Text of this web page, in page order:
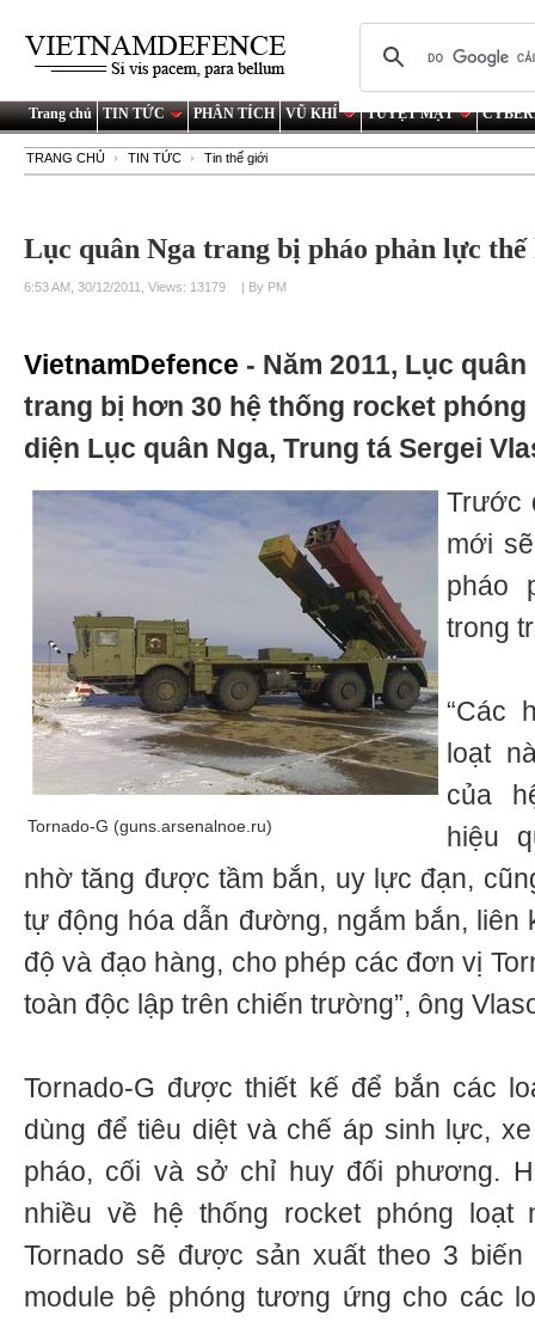
Trang chủ TIN TỨC PHÂN TÍCH VŨ KHÍ TUYỆT MẬT
TRANG CHỦ TIN TỨC Tin thế giới
Lục quân Nga trang bị pháo phản lực thế
6:53 AM, 30/12/2011, Views: 13179 | By PM
VietnamDefence - Năm 2011, Lục
trang bị hơn 30 hệ thống rocket phóng
diện Lục quân Nga, Trung tá Sergei
Tornado-G (guns.arsenalnoe.ru)
Trước
mới
pháo
trong
“Các
loạt
của
hiệu
nhờ tăng được tầm bắn, uy lực đạn,
tự động hóa dẫn đường, ngắm bắn, liên
độ và đạo hàng, cho phép các đơn vị
toàn độc lập trên chiến trường”, ông
Tornado-G được thiết kế để bắn các
dùng để tiêu diệt và chế áp sinh lực,
pháo, cối và sở chỉ huy đối phương.
nhiều về hệ thống rocket phóng loạt
Tornado sẽ được sản xuất theo 3
module bệ phóng tương ứng cho các